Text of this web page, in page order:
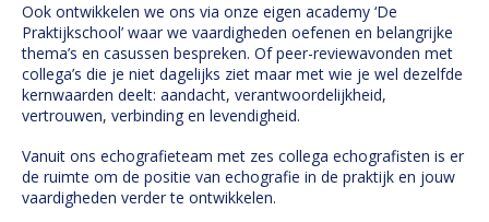
Ook ontwikkelen we ons via onze eigen academy ‘De
Praktijkschool’ waar we vaardigheden oefenen en belangrijke
thema’s en casussen bespreken. Of peer-reviewavonden met
collega’s die je niet dagelijks ziet maar met wie je wel dezelfde
kernwaarden deelt: aandacht, verantwoordelijkheid,
vertrouwen, verbinding en levendigheid.
Vanuit ons echografieteam met zes collega echografisten is er
de ruimte om de positie van echografie in de praktijk en jouw
vaardigheden verder te ontwikkelen.